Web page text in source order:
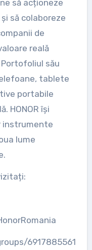
să acționeze
să colaboreze
de
reală
său
tablete
portabile
HONOR își
instrumente
lume
6917885561